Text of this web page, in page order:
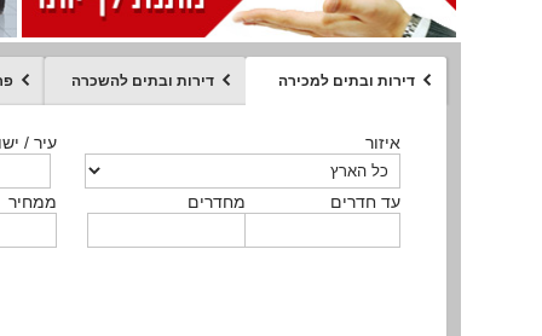
דירות ובתים למכירה דירות ובתים להשכרה
איזור
מחדרים עד חדרים
עיר /
ממחיר
איזור
מחדרים עד חדרים
עיר /
ממחיר
איזור
מחדרים עד חדרים
עיר /
ממחיר
איזור
סוג הנכס
עיר /
ממחיר
סוג הנכס ממחיר איזור
מחדרים עד חדרים
עיר /
מקומה
איזור
סוג הנכס
עיר / ישוב
ממחיר